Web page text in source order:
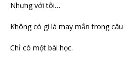
Nhưng với tôi…
Không có gì là may mắn trong câu
Chỉ có một bài học.